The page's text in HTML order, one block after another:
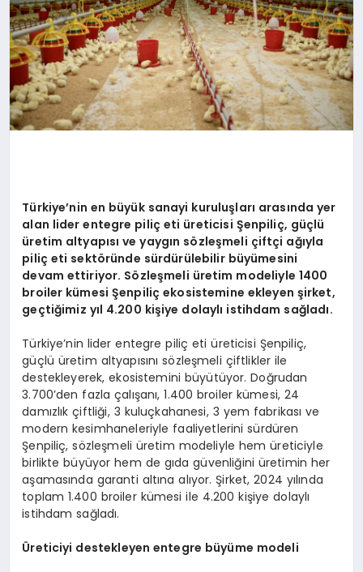
Türkiye’nin en büyük sanayi kuruluşları arasında yer
alan lider entegre piliç eti üreticisi Şenpiliç, güçlü
üretim altyapısı ve yaygın sözleşmeli çiftçi ağıyla
piliç eti sektöründe sürdürülebilir büyümesini
devam ettiriyor. Sözleşmeli üretim modeliyle 1400
broiler kümesi Şenpiliç ekosistemine ekleyen şirket,
geçtiğimiz yıl 4.200 kişiye dolaylı istihdam sağladı.
Türkiye’nin lider entegre piliç eti üreticisi Şenpiliç,
güçlü üretim altyapısını sözleşmeli çiftlikler ile
destekleyerek, ekosistemini büyütüyor. Doğrudan
3.700’den fazla çalışanı, 1.400 broiler kümesi, 24
damızlık çiftliği, 3 kuluçkahanesi, 3 yem fabrikası ve
modern kesimhaneleriyle faaliyetlerini sürdüren
Şenpiliç, sözleşmeli üretim modeliyle hem üreticiyle
birlikte büyüyor hem de gıda güvenliğini üretimin her
aşamasında garanti altına alıyor. Şirket, 2024 yılında
toplam 1.400 broiler kümesi ile 4.200 kişiye dolaylı
istihdam sağladı.
Üreticiyi destekleyen entegre büyüme modeli